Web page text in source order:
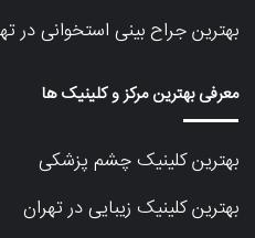
بهترین جراح بینی استخوانی در
معرفی بهترین مرکز و کلینیک ها
بهترین کلینیک چشم پزشکی
بهترین کلینیک زیبایی در تهران